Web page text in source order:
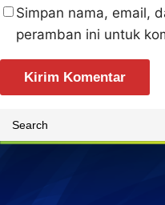
Simpan nama, email,
peramban ini untuk
e